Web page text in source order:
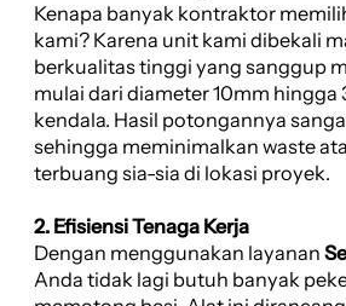
Kenapa banyak kontraktor
kami? Karena unit kami dibekali
berkualitas tinggi yang sanggup
mulai dari diameter 10mm hingga
kendala. Hasil potongannya
sehingga meminimalkan waste
terbuang sia-sia di lokasi proyek.
2. Efisiensi Tenaga Kerja
Dengan menggunakan layanan
Anda tidak lagi butuh banyak